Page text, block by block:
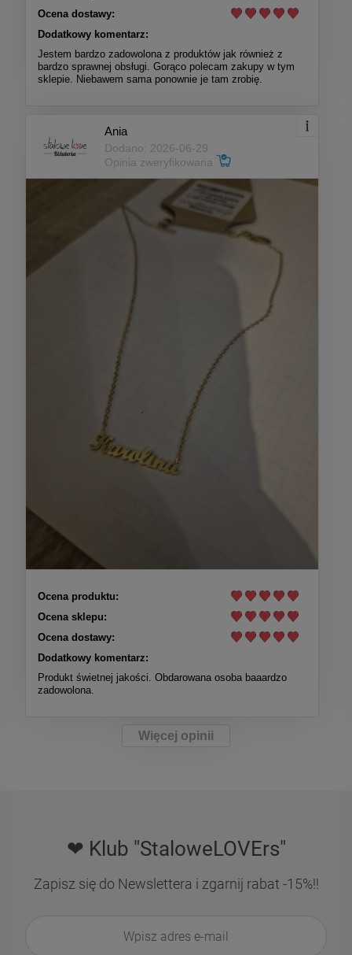
Ocena dostawy:
Dodatkowy komentarz:
Jestem bardzo zadowolona z produktów jak również z
bardzo sprawnej obsługi. Gorąco polecam zakupy w tym
sklepie. Niebawem sama ponownie je tam zrobię.
Ania
Dodano: 2026-06-29
Opinia zweryfikowana
Ocena produktu:
Ocena sklepu:
Ocena dostawy:
Dodatkowy komentarz:
Produkt świetnej jakości. Obdarowana osoba baaardzo
zadowolona.
Więcej opinii
❤ Klub "StaloweLOVErs"
Zapisz się do Newslettera i zgarnij rabat -15%!!